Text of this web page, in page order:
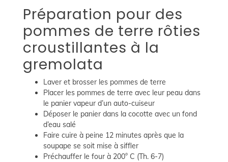
Préparation pour des
pommes de terre rôties
croustillantes à la
gremolata
Laver et brosser les pommes de terre
Placer les pommes de terre avec leur peau dans
le panier vapeur d’un auto-cuiseur
Déposer le panier dans la cocotte avec un fond
d’eau salé
Faire cuire à peine 12 minutes après que la
soupape se soit mise à siffler
Préchauffer le four à 200° C (Th. 6-7)